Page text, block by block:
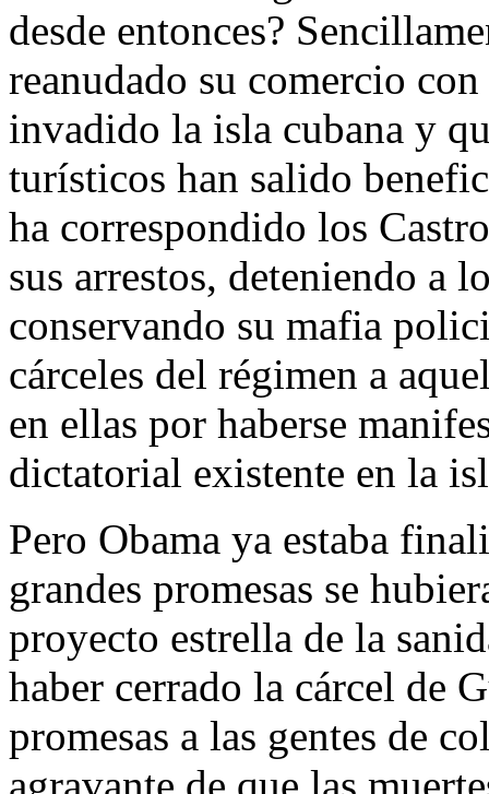
desde entonces?
reanudado su comercio
invadido la isla cubana y
turísticos han salido
ha correspondido los
sus arrestos, deteniendo a
conservando su mafia
cárceles del régimen a
en ellas por haberse
dictatorial existente en la
Pero Obama ya estaba
grandes promesas se
proyecto estrella de la
haber cerrado la cárcel de
promesas a las gentes de